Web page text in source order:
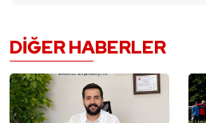
DIĞER HABERLER